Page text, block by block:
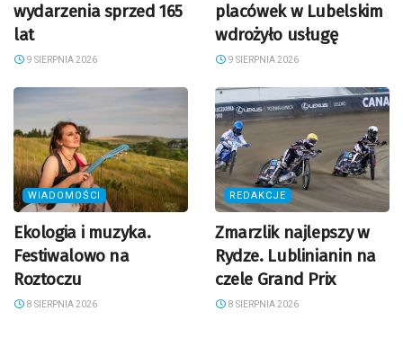
wydarzenia sprzed 165
lat
9 SIERPNIA 2026
placówek w Lubelskim
wdrożyło usługę
9 SIERPNIA 2026
WIADOMOŚCI
Ekologia i muzyka.
Festiwalowo na
Roztoczu
8 SIERPNIA 2026
REDAKCJE
Zmarzlik najlepszy w
Rydze. Lublinianin na
czele Grand Prix
8 SIERPNIA 2026